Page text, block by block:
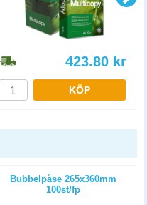
423.80 kr
KÖP
Bubbelpåse 265x360mm
100st/fp